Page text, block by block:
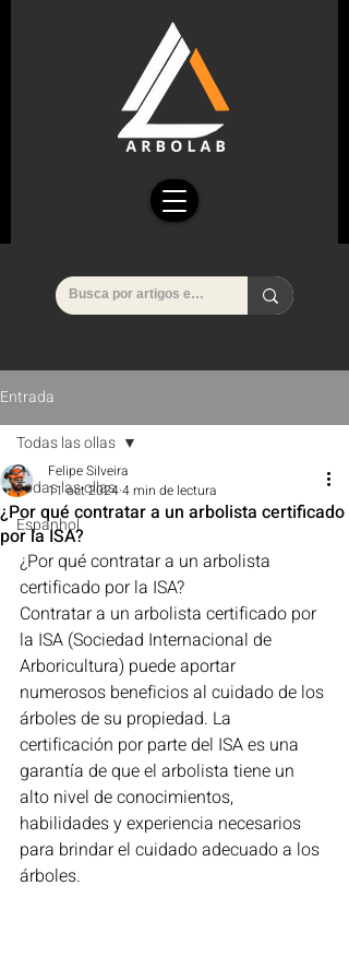
Entrada
Todas las ollas
Espanhol
Todas las ollas
¿Por qué contratar a un arbolista certificado
por la ISA?
Felipe Silveira
11 oct 20244 min de lectura
¿Por qué contratar a un arbolista
certificado por la ISA?
Contratar a un arbolista certificado por
la ISA (Sociedad Internacional de
Arboricultura) puede aportar
numerosos beneficios al cuidado de los
árboles de su propiedad. La
certificación por parte del ISA es una
garantía de que el arbolista tiene un
alto nivel de conocimientos,
habilidades y experiencia necesarios
para brindar el cuidado adecuado a los
árboles.